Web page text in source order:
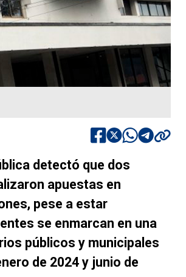
detectó que dos
apuestas en
pese a estar
se enmarcan en una
públicos y municipales
de 2024 y junio de